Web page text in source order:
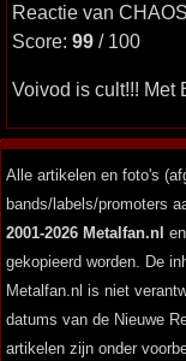
Reactie van
Score: 99 / 100
Voivod is cult!!! Met
Alle artikelen en foto's
bands/labels/promoters
2001-2026 Metalfan.nl
gekopieerd worden. De
Metalfan.nl is niet
datums van de Nieuwe
artikelen zijn onder